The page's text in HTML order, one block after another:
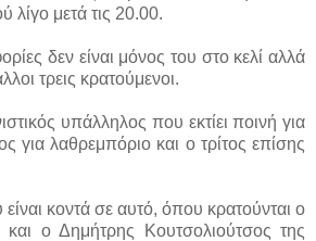
μετά τις 20.00.
δεν είναι μόνος του στο κελί αλλά
τρεις κρατούμενοι.
υπάλληλος που εκτίει ποινή για
για λαθρεμπόριο και ο τρίτος επίσης
κοντά σε αυτό, όπου κρατούνται ο
ο Δημήτρης Κουτσολιούτσος της